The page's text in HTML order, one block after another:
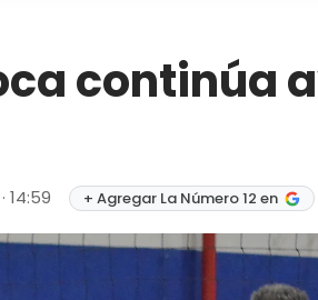
continúa
14:59 + Agregar La Número 12 en